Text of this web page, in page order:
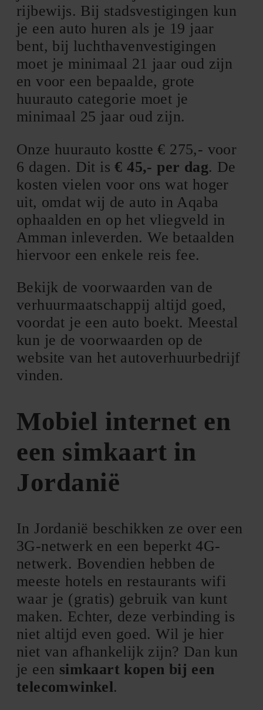
rijbewijs. Bij stadsvestigingen kun
je een auto huren als je 19 jaar
bent, bij luchthavenvestigingen
moet je minimaal 21 jaar oud zijn
en voor een bepaalde, grote
huurauto categorie moet je
minimaal 25 jaar oud zijn.
Onze huurauto kostte € 275,- voor
6 dagen. Dit is€ 45,- per dag. De
kosten vielen voor ons wat hoger
uit, omdat wij de auto in Aqaba
ophaalden en op het vliegveld in
Amman inleverden. We betaalden
hiervoor een enkele reis fee.
Bekijk de voorwaarden van de
verhuurmaatschappij altijd goed,
voordat je een auto boekt. Meestal
kun je de voorwaarden op de
website van het autoverhuurbedrijf
vinden.
Mobiel internet en
een simkaart in
Jordanië
In Jordanië beschikken ze over een
3G-netwerk en een beperkt 4G-
netwerk. Bovendien hebben de
meeste hotels en restaurants wifi
waar je (gratis) gebruik van kunt
maken. Echter, deze verbinding is
niet altijd even goed. Wil je hier
niet van afhankelijk zijn? Dan kun
je een simkaart kopen bij een
telecomwinkel.